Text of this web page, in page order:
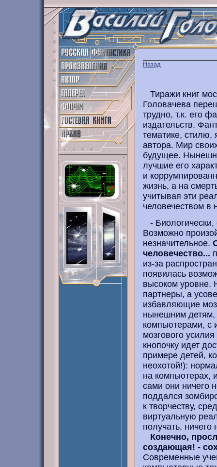
Назад
Тиражи книг
Головачева
трудно, т.к. его
издательств.
тематике, стилю,
автора. Мир
будущее.
лучшие его
и
жизнь, а на
учитывая эти
человечеством в
- Биологически,
Возможно
незначительное.
человечество...
из-за
появилась
высоком уровне.
партнеры, а
избавляющие
нынешним детям,
компьютерами, с
мозгового
кнопочку идет
примере детей,
неохотой!):
на компьютерах,
сами они ничего
поддался
к творчеству,
виртуальную
получать, ничего
Конечно,
создающая! -
Современные